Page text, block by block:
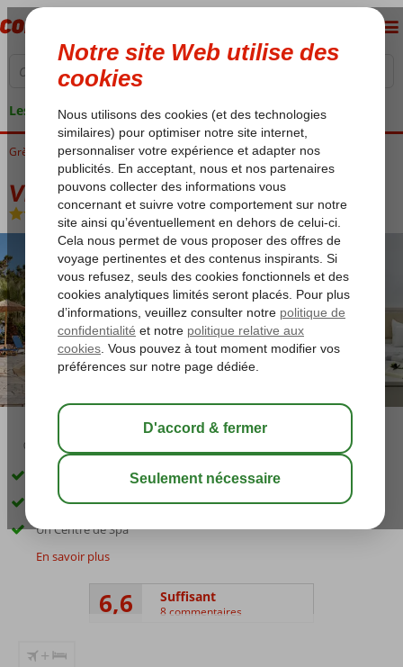
Les garanties de vacances
Grèce Lesbos Eftalou Viva Mare
Viva Mare
Chambre et petit déjeuner-Hôtel
03:15 sauver
Directement sur la plage
Plusieurs piscines
Un Centre de Spa
En savoir plus
6,6 Suffisant
8 commentaires
+